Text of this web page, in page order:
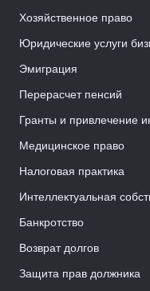
Хозяйственное право
Юридические услуги
Эмиграция
Перерасчет пенсий
Гранты и привлечение
Медицинское право
Налоговая практика
Интеллектуальная
Банкротство
Возврат долгов
Защита прав должника